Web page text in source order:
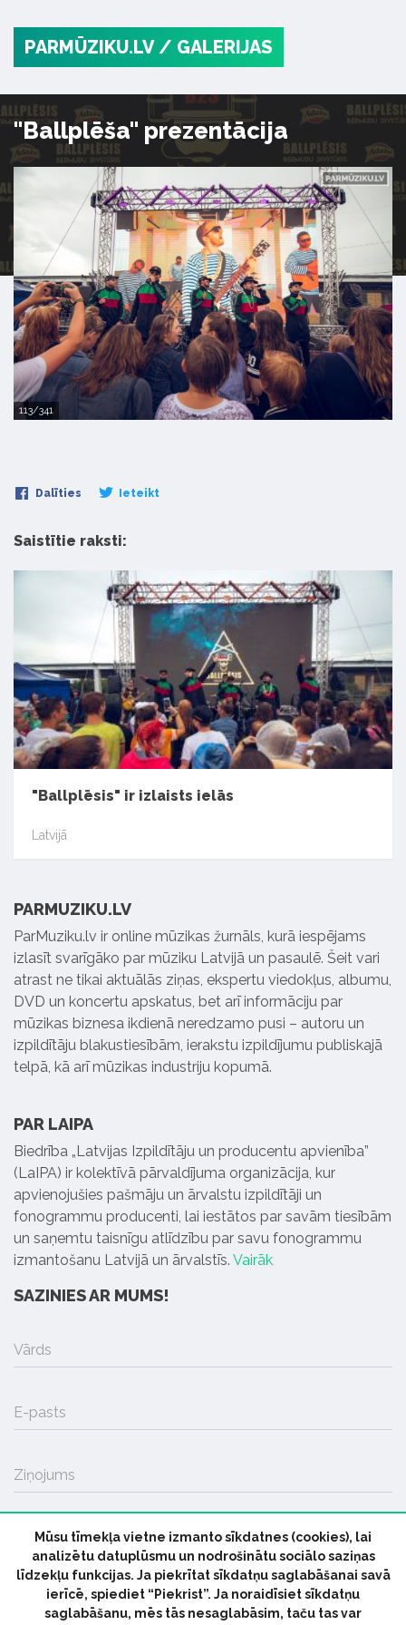
PARMŪZIKU.LV / GALERIJAS
"Ballplēša" prezentācija
113/341
Dalīties Ieteikt
Saistītie raksti:
"Ballplēsis" ir izlaists ielās
Latvijā
PARMUZIKU.LV
ParMuziku.lv ir online mūzikas žurnāls, kurā iespējams
izlasīt svarīgāko par mūziku Latvijā un pasaulē. Šeit vari
atrast ne tikai aktuālās ziņas, ekspertu viedokļus, albumu,
DVD un koncertu apskatus, bet arī informāciju par
mūzikas biznesa ikdienā neredzamo pusi – autoru un
izpildītāju blakustiesībām, ierakstu izpildījumu publiskajā
telpā, kā arī mūzikas industriju kopumā.
PAR LAIPA
Biedrība „Latvijas Izpildītāju un producentu apvienība”
(LaIPA) ir kolektīvā pārvaldījuma organizācija, kur
apvienojušies pašmāju un ārvalstu izpildītāji un
fonogrammu producenti, lai iestātos par savām tiesībām
un saņemtu taisnīgu atlīdzību par savu fonogrammu
izmantošanu Latvijā un ārvalstīs. Vairāk
SAZINIES AR MUMS!
Vārds
E-pasts
Ziņojums
SŪTĪT
Mūsu tīmekļa vietne izmanto sīkdatnes (cookies), lai
analizētu datuplūsmu un nodrošinātu sociālo saziņas
līdzekļu funkcijas. Ja piekrītat sīkdatņu saglabāšanai savā
ierīcē, spiediet “Piekrist”. Ja noraidīsiet sīkdatņu
saglabāšanu, mēs tās nesaglabāsim, taču tas var